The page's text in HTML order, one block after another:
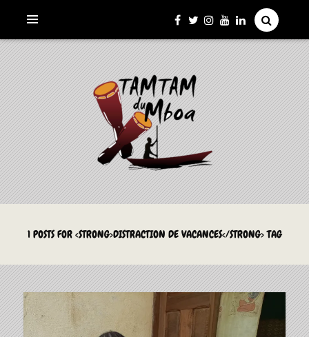
LE TAMTAM DU MBOA
La Culture du Mboa Dévoilée !
1 POSTS FOR <STRONG>DISTRACTION DE VACANCES</STRONG> TAG